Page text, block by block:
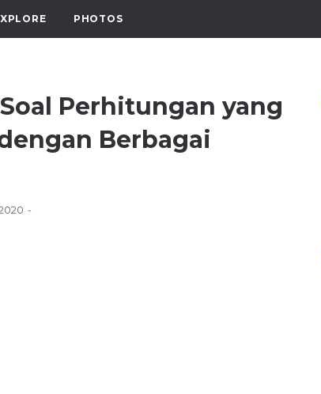
PHOTOS
Perhitungan yang
Berbagai